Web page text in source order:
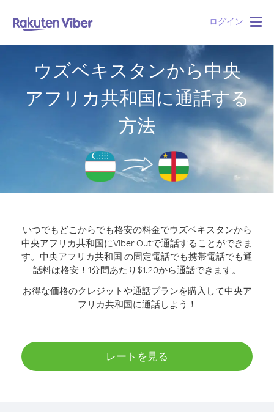
ログイン
ウズベキスタンから中央
アフリカ共和国に通話する
方法
いつでもどこからでも格安の料金でウズベキスタンから
中央アフリカ共和国にViber Outで通話することができま
す。 中央アフリカ共和国 の固定電話でも携帯電話でも通
話料は格安！1分間あたり$1.20から通話できます。
お得な価格のクレジットや通話プランを購入して中央ア
フリカ共和国に通話しよう！
レートを見る